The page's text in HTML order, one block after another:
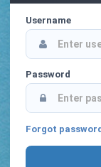
Username
Password
Forgot